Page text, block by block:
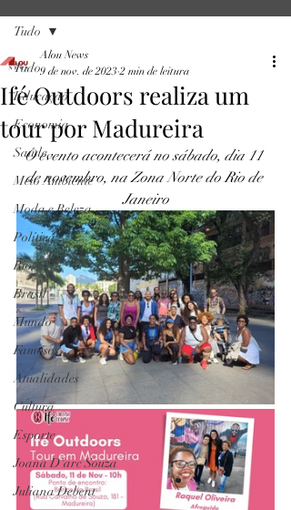
Tudo
Educação
Economia
Saúde
Meio Ambiente
Moda e Beleza
Política
Rio
Brasil
Mundo
Famosos
Atualidades
Cultura
Esporte
Joana D'arc Souza
Juliana Debent
Tudo
Ifé Outdoors realiza um
tour por Madureira
Alou News
9 de nov. de 2023 2 min de leitura
O evento acontecerá no sábado, dia 11
de novembro, na Zona Norte do Rio de
Janeiro